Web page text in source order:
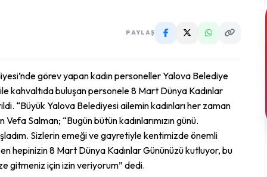
PAYLAŞ
görev yapan kadın personeller Yalova Belediye
kahvaltıda buluşan personele 8 Mart Dünya Kadınlar
“Büyük Yalova Belediyesi ailemin kadınları her zaman
Salman; “Bugün bütün kadınlarımızın günü.
Sizlerin emeği ve gayretiyle kentimizde önemli
hepinizin 8 Mart Dünya Kadınlar Gününüzü kutluyor, bu
gitmeniz için izin veriyorum” dedi.